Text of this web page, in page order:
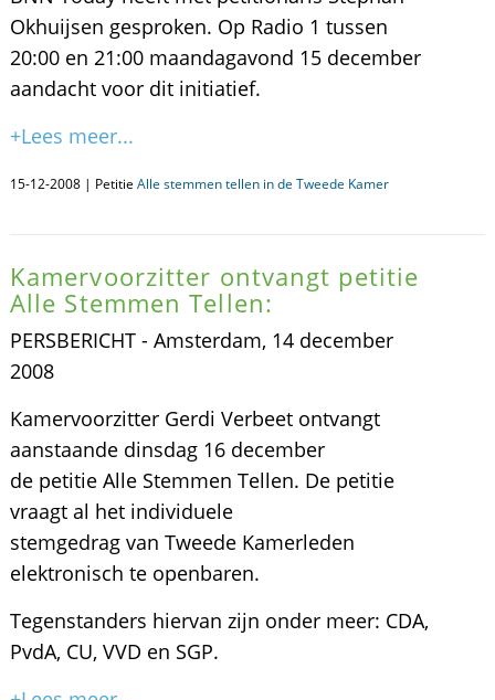
Okhuijsen gesproken. Op Radio 1 tussen
20:00 en 21:00 maandagavond 15 december
aandacht voor dit initiatief.
+Lees meer...
15-12-2008 | Petitie Alle stemmen tellen in de Tweede Kamer
Kamervoorzitter ontvangt petitie
Alle Stemmen Tellen:
PERSBERICHT - Amsterdam, 14 december
2008
Kamervoorzitter Gerdi Verbeet ontvangt
aanstaande dinsdag 16 december
de petitie Alle Stemmen Tellen. De petitie
vraagt al het individuele
stemgedrag van Tweede Kamerleden
elektronisch te openbaren.
Tegenstanders hiervan zijn onder meer: CDA,
PvdA, CU, VVD en SGP.